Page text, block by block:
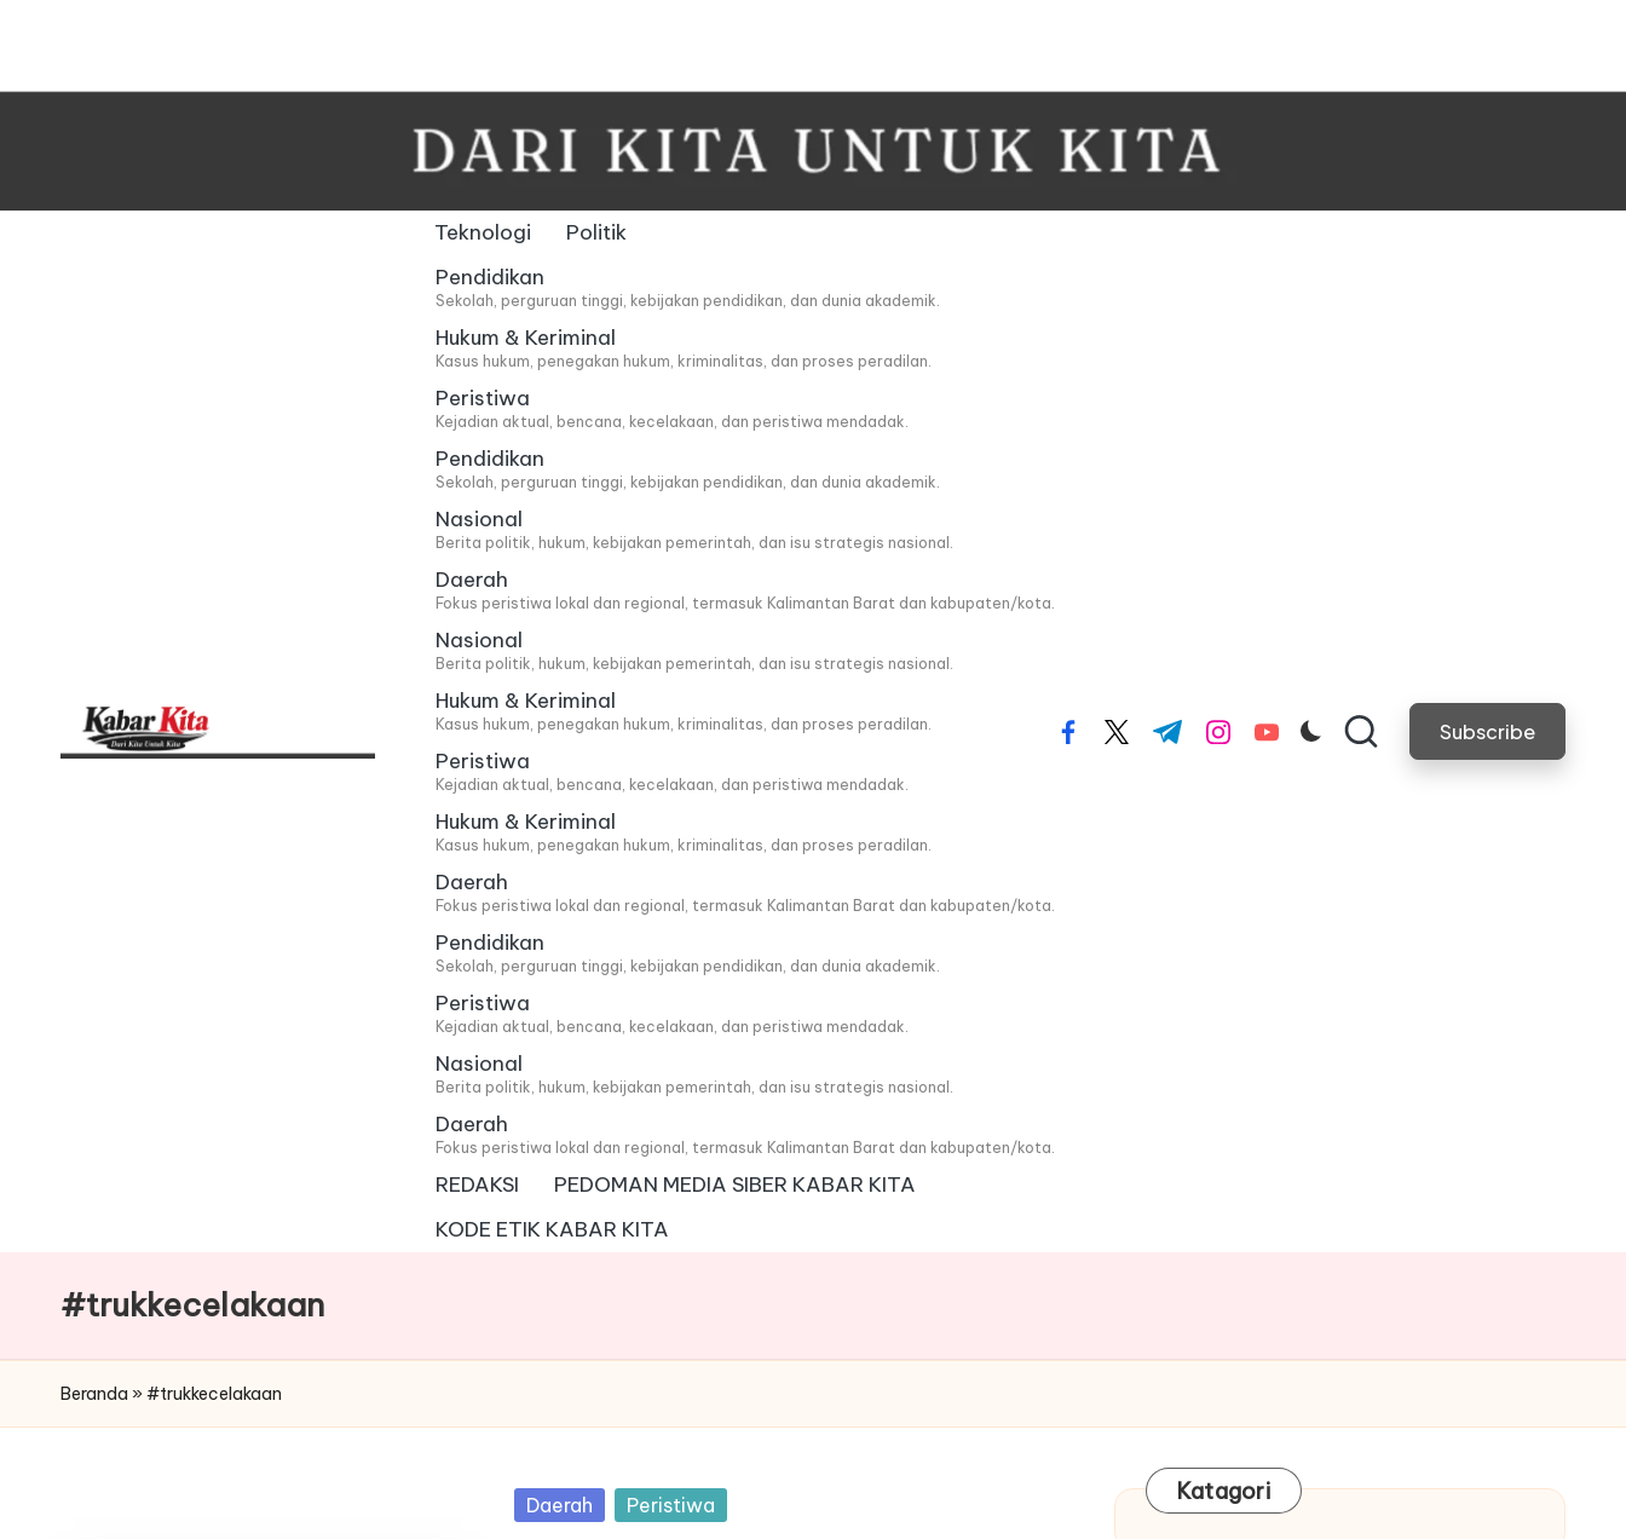
to
Teknologi
Politik
Pendidikan
Sekolah, perguruan tinggi, kebijakan pendidikan, dan dunia akademik.
Hukum & Keriminal
Kasus hukum, penegakan hukum, kriminalitas, dan proses peradilan.
Peristiwa
Kejadian aktual, bencana, kecelakaan, dan peristiwa mendadak.
Pendidikan
Sekolah, perguruan tinggi, kebijakan pendidikan, dan dunia akademik.
Nasional
Berita politik, hukum, kebijakan pemerintah, dan isu strategis nasional.
Daerah
Fokus peristiwa lokal dan regional, termasuk Kalimantan Barat dan kabupaten/kota.
Nasional
Berita politik, hukum, kebijakan pemerintah, dan isu strategis nasional.
Hukum & Keriminal
Kasus hukum, penegakan hukum, kriminalitas, dan proses peradilan.
Peristiwa
Kejadian aktual, bencana, kecelakaan, dan peristiwa mendadak.
Hukum & Keriminal
Kasus hukum, penegakan hukum, kriminalitas, dan proses peradilan.
Daerah
Fokus peristiwa lokal dan regional, termasuk Kalimantan Barat dan kabupaten/kota.
Pendidikan
Sekolah, perguruan tinggi, kebijakan pendidikan, dan dunia akademik.
Peristiwa
Kejadian aktual, bencana, kecelakaan, dan peristiwa mendadak.
Nasional
Berita politik, hukum, kebijakan pemerintah, dan isu strategis nasional.
Daerah
Fokus peristiwa lokal dan regional, termasuk Kalimantan Barat dan kabupaten/kota.
REDAKSI
PEDOMAN MEDIA SIBER KABAR KITA
KODE ETIK KABAR KITA
facebook.com
twitter.com
t.me instagram.com
youtube.com Subscribe
#trukkecelakaan
Beranda » #trukkecelakaan
Posted
Daerah Peristiwa Katagori